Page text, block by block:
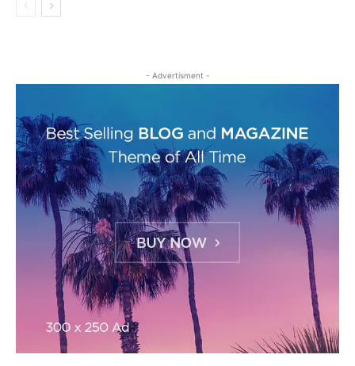
- Advertisment -